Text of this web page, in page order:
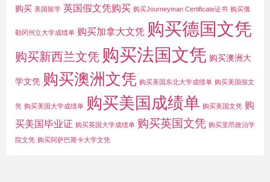
购买 美国留学 英国假文凭购买 购买Journeyman Certificate证书 购买俄
勒冈州立大学成绩单 购买加拿大文凭 购买德国文凭
购买新西兰文凭 购买法国文凭 购买澳洲大
学文凭 购买澳洲文凭 购买美国东北大学成绩单 购买美国假文
凭 购买美国大学成绩单 购买美国成绩单 购买美国文凭 购
买美国毕业证 购买英国大学成绩单 购买英国文凭 购买里昂政治学
院文凭 购买阿萨巴斯卡大学文凭